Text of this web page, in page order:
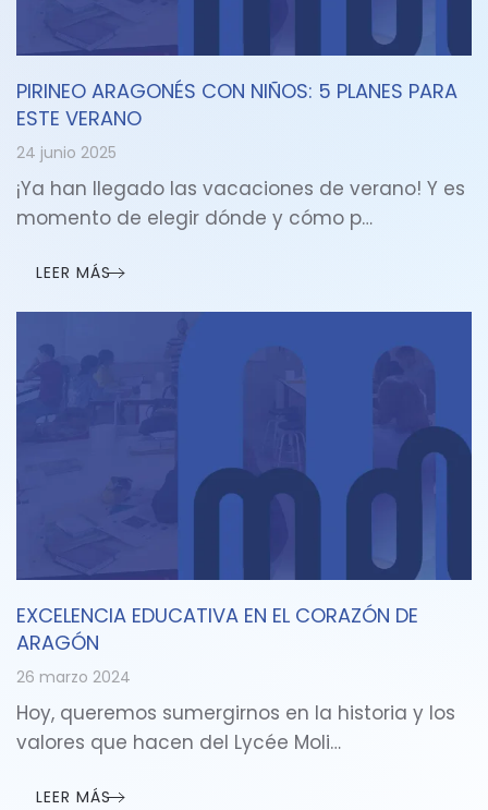
PIRINEO ARAGONÉS CON NIÑOS: 5 PLANES PARA
ESTE VERANO
24 junio 2025
¡Ya han llegado las vacaciones de verano! Y es
momento de elegir dónde y cómo p…
LEER MÁS
EXCELENCIA EDUCATIVA EN EL CORAZÓN DE
ARAGÓN
26 marzo 2024
Hoy, queremos sumergirnos en la historia y los
valores que hacen del Lycée Moli…
LEER MÁS